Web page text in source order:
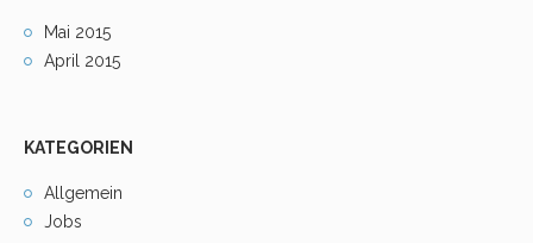
Mai 2015
April 2015
KATEGORIEN
Allgemein
Jobs